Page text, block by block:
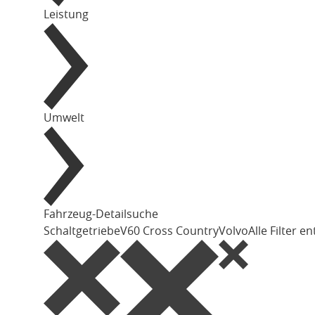
Leistung
Umwelt
Fahrzeug-Detailsuche
SchaltgetriebeV60 Cross CountryVolvoAlle Filter